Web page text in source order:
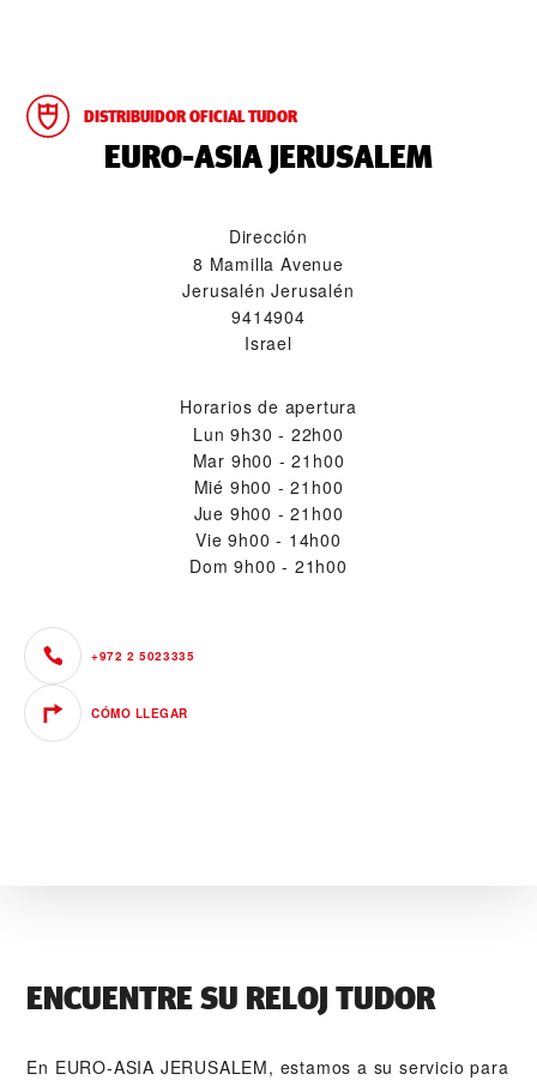
DISTRIBUIDOR OFICIAL TUDOR
‭EURO-ASIA JERUSALEM‬
Dirección
8 Mamilla Avenue
Jerusalén Jerusalén
9414904
Israel
Horarios de apertura
Lun 9h30 - 22h00
Mar 9h00 - 21h00
Mié 9h00 - 21h00
Jue 9h00 - 21h00
Vie 9h00 - 14h00
Dom 9h00 - 21h00
+972 2 5023335
CÓMO LLEGAR
ENCUENTRE SU RELOJ TUDOR
En ‭EURO-ASIA JERUSALEM‬, estamos a su servicio para